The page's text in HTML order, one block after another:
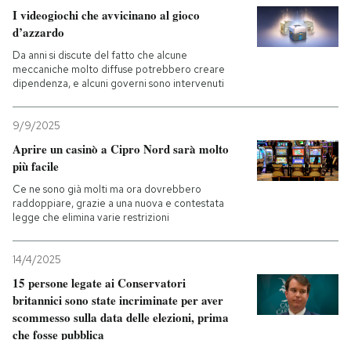
Sport
Mondiali calcio 2026
PODCAST
I MIEI PREFERITI
SHOP
CALENDARIO
I videogiochi che avvicinano al gioco
d’azzardo
Da anni si discute del fatto che alcune
meccaniche molto diffuse potrebbero creare
dipendenza, e alcuni governi sono intervenuti
9/9/2025
Aprire un casinò a Cipro Nord sarà molto
più facile
Ce ne sono già molti ma ora dovrebbero
raddoppiare, grazie a una nuova e contestata
legge che elimina varie restrizioni
14/4/2025
15 persone legate ai Conservatori
britannici sono state incriminate per aver
scommesso sulla data delle elezioni, prima
che fosse pubblica